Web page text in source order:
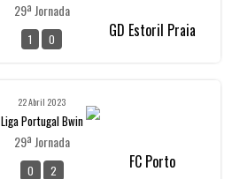
29ª Jornada
1 0 GD Estoril Praia
22 Abril 2023
Liga Portugal Bwin
29ª Jornada
0 2 FC Porto